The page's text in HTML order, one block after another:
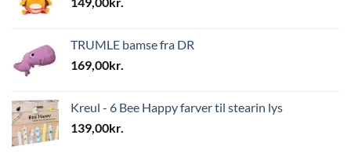
TRUMLE bamse fra DR
169,00kr.
Kreul - 6 Bee Happy farver til stearin lys
139,00kr.